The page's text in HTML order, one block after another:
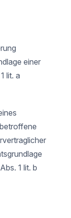
einer
lit. a
1 lit. b